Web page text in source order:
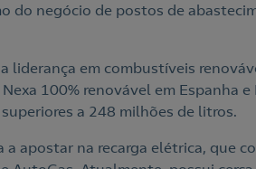
do negócio de postos de
liderança em combustíveis
100% renovável em Espanha
a 248 milhões de litros.
apostar na recarga elétrica, que